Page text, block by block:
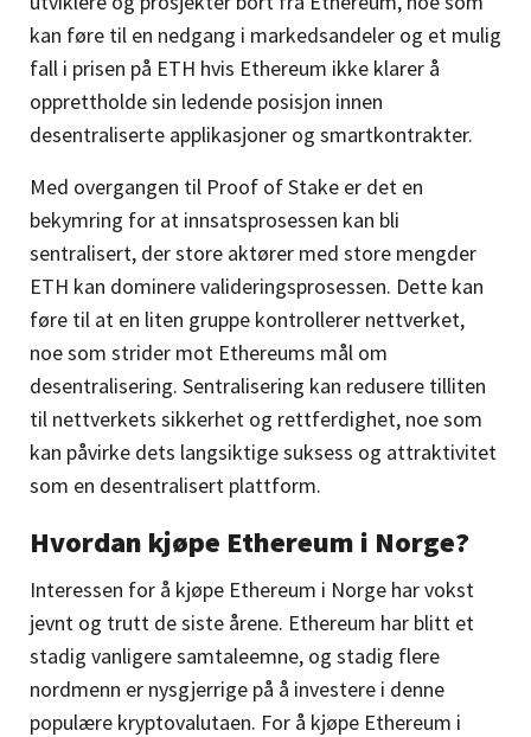
kan føre til en nedgang i markedsandeler og et mulig
fall i prisen på ETH hvis Ethereum ikke klarer å
opprettholde sin ledende posisjon innen
desentraliserte applikasjoner og smartkontrakter.
Med overgangen til Proof of Stake er det en
bekymring for at innsatsprosessen kan bli
sentralisert, der store aktører med store mengder
ETH kan dominere valideringsprosessen. Dette kan
føre til at en liten gruppe kontrollerer nettverket,
noe som strider mot Ethereums mål om
desentralisering. Sentralisering kan redusere tilliten
til nettverkets sikkerhet og rettferdighet, noe som
kan påvirke dets langsiktige suksess og attraktivitet
som en desentralisert plattform.
Hvordan kjøpe Ethereum i Norge?
Interessen for å kjøpe Ethereum i Norge har vokst
jevnt og trutt de siste årene. Ethereum har blitt et
stadig vanligere samtaleemne, og stadig flere
nordmenn er nysgjerrige på å investere i denne
populære kryptovalutaen. For å kjøpe Ethereum i